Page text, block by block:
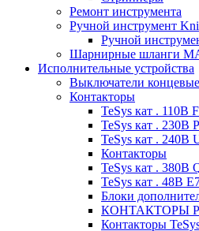
Ремонт инструмента
Ручной инструмент
Ручной
Шарнирные шланги
Исполнительные устройства
Выключатели концевые
Контакторы
TeSys кат . 110В
TeSys кат . 230В
TeSys кат . 240В
Контакторы
TeSys кат . 380В
TeSys кат . 48В
Блоки
КОНТАКТОРЫ
Контакторы